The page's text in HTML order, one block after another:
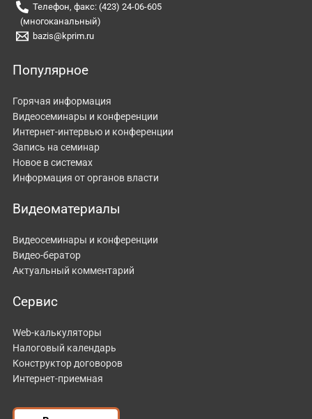
Телефон, факс: (423) 24-06-605
(многоканальный)
bazis@kprim.ru
Популярное
Горячая информация
Видеосеминары и конференции
Интернет-интервью и конференции
Запись на семинар
Новое в системах
Информация от органов власти
Видеоматериалы
Видеосеминары и конференции
Видео-бератор
Актуальный комментарий
Сервис
Web-калькуляторы
Налоговый календарь
Конструктор договоров
Интернет-приемная